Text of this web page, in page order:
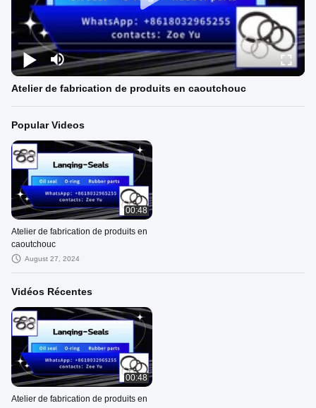
Atelier de fabrication de produits en caoutchouc
Popular Videos
00:48
Atelier de fabrication de produits en
caoutchouc
August 27, 2024
Vidéos Récentes
00:48
Atelier de fabrication de produits en